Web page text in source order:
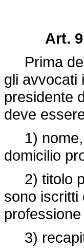
Art.
Prima
gli avvocati
presidente
deve
1) nome,
domicilio
2) titolo
sono iscritti
3)